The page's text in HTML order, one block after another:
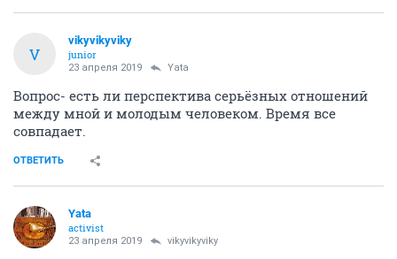
V
vikyvikyviky
junior
23 апреля 2019 Yata
Вопрос- есть ли перспектива серьёзных отношений
между мной и молодым человеком. Время все
совпадает.
ОТВЕТИТЬ
Yata
activist
23 апреля 2019 vikyvikyviky